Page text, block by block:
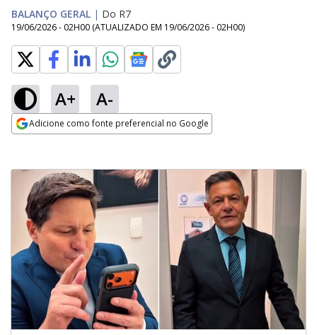
BALANÇO GERAL | Do R7
19/06/2026 - 02H00 (ATUALIZADO EM 19/06/2026 - 02H00)
A+ A-
Adicione como fonte preferencial no Google